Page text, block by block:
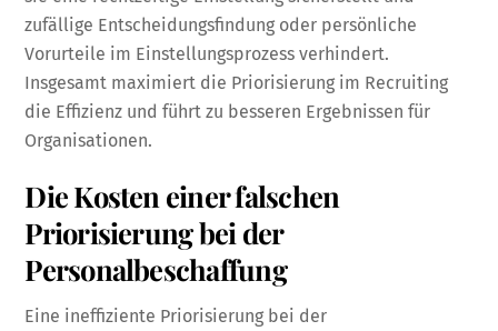
zufällige Entscheidungsfindung oder persönliche
Vorurteile im Einstellungsprozess verhindert.
Insgesamt maximiert die Priorisierung im Recruiting
die Effizienz und führt zu besseren Ergebnissen für
Organisationen.
Die Kosten einer falschen
Priorisierung bei der
Personalbeschaffung
Eine ineffiziente Priorisierung bei der